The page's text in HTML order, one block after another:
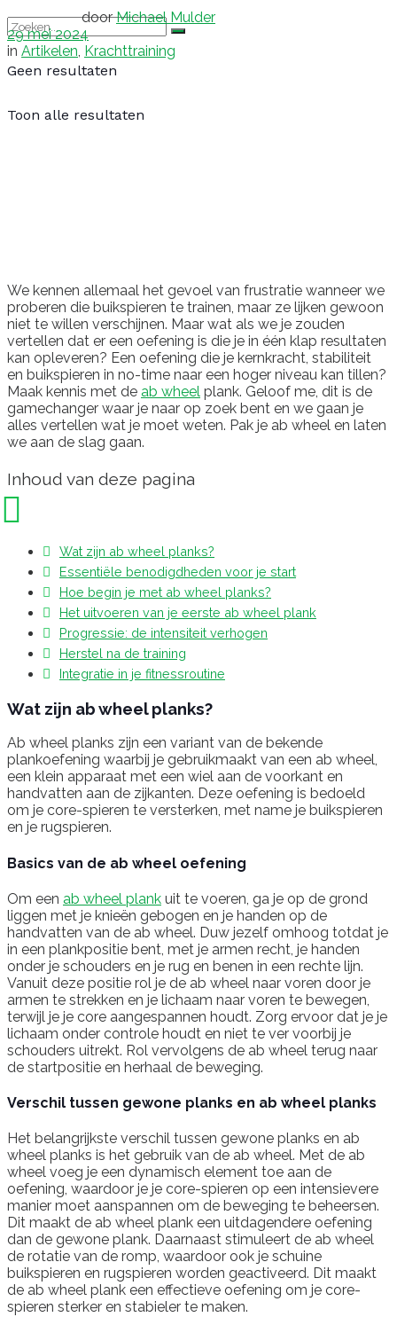
Geen resultaten
Toon alle resultaten
door Michael Mulder
29 mei 2024
in Artikelen, Krachttraining
We kennen allemaal het gevoel van frustratie wanneer we
proberen die buikspieren te trainen, maar ze lijken gewoon
niet te willen verschijnen. Maar wat als we je zouden
vertellen dat er een oefening is die je in één klap resultaten
kan opleveren? Een oefening die je kernkracht, stabiliteit
en buikspieren in no-time naar een hoger niveau kan tillen?
Maak kennis met de ab wheel plank. Geloof me, dit is de
gamechanger waar je naar op zoek bent en we gaan je
alles vertellen wat je moet weten. Pak je ab wheel en laten
we aan de slag gaan.
Inhoud van deze pagina
Wat zijn ab wheel planks?
Essentiële benodigdheden voor je start
Hoe begin je met ab wheel planks?
Het uitvoeren van je eerste ab wheel plank
Progressie: de intensiteit verhogen
Herstel na de training
Integratie in je fitnessroutine
Wat zijn ab wheel planks?
Ab wheel planks zijn een variant van de bekende
plankoefening waarbij je gebruikmaakt van een ab wheel,
een klein apparaat met een wiel aan de voorkant en
handvatten aan de zijkanten. Deze oefening is bedoeld
om je core-spieren te versterken, met name je buikspieren
en je rugspieren.
Basics van de ab wheel oefening
Om een ab wheel plank uit te voeren, ga je op de grond
liggen met je knieën gebogen en je handen op de
handvatten van de ab wheel. Duw jezelf omhoog totdat je
in een plankpositie bent, met je armen recht, je handen
onder je schouders en je rug en benen in een rechte lijn.
Vanuit deze positie rol je de ab wheel naar voren door je
armen te strekken en je lichaam naar voren te bewegen,
terwijl je je core aangespannen houdt. Zorg ervoor dat je je
lichaam onder controle houdt en niet te ver voorbij je
schouders uitrekt. Rol vervolgens de ab wheel terug naar
de startpositie en herhaal de beweging.
Verschil tussen gewone planks en ab wheel planks
Het belangrijkste verschil tussen gewone planks en ab
wheel planks is het gebruik van de ab wheel. Met de ab
wheel voeg je een dynamisch element toe aan de
oefening, waardoor je je core-spieren op een intensievere
manier moet aanspannen om de beweging te beheersen.
Dit maakt de ab wheel plank een uitdagendere oefening
dan de gewone plank. Daarnaast stimuleert de ab wheel
de rotatie van de romp, waardoor ook je schuine
buikspieren en rugspieren worden geactiveerd. Dit maakt
de ab wheel plank een effectieve oefening om je core-
spieren sterker en stabieler te maken.